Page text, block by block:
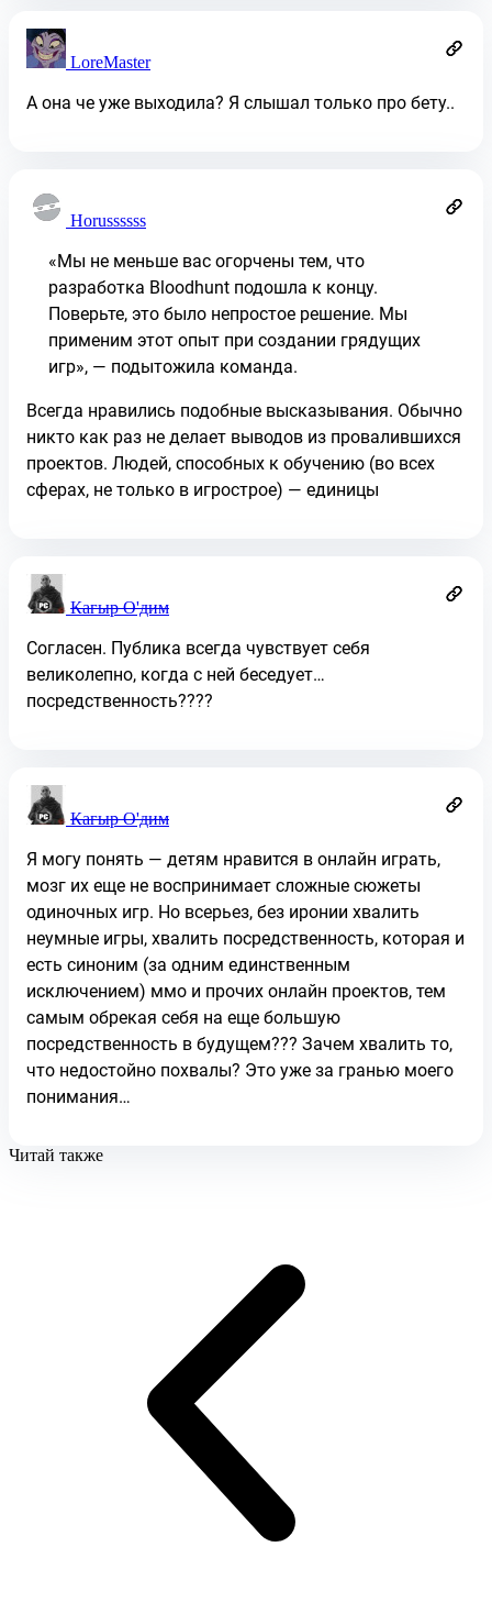
LoreMaster
А она че уже выходила? Я слышал только про бету..
Horussssss
«Мы не меньше вас огорчены тем, что
разработка Bloodhunt подошла к концу.
Поверьте, это было непростое решение. Мы
применим этот опыт при создании грядущих
игр», — подытожила команда.
Всегда нравились подобные высказывания. Обычно
никто как раз не делает выводов из провалившихся
проектов. Людей, способных к обучению (во всех
сферах, не только в игрострое) — единицы
Кагыр О'дим
Согласен. Публика всегда чувствует себя
великолепно, когда с ней беседует…
посредственность????
Кагыр О'дим
Я могу понять — детям нравится в онлайн играть,
мозг их еще не воспринимает сложные сюжеты
одиночных игр. Но всерьез, без иронии хвалить
неумные игры, хвалить посредственность, которая и
есть синоним (за одним единственным
исключением) ммо и прочих онлайн проектов, тем
самым обрекая себя на еще большую
посредственность в будущем??? Зачем хвалить то,
что недостойно похвалы? Это уже за гранью моего
понимания…
Читай также